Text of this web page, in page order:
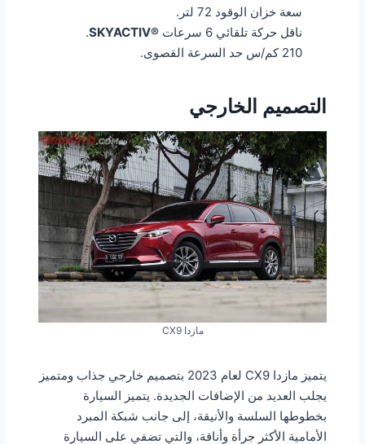
سعة خزان الوقود 72 لتر.
ناقل حركة تلقائي 6 سرعات
®SKYACTIV
.
210 كم/س حد السرعة القصوى.
التصميم الخارجي
مازدا CX9
يتميز مازدا CX9 لعام 2023 بتصميم خارجي جذاب ومتميز
يجلب العديد من الإضافات الجديدة. يتميز السيارة
بخطوطها السلسة والأنيقة، إلى جانب شبكة المبرد
الأمامية الأكثر جرأة وأناقة، والتي تضفي على السيارة